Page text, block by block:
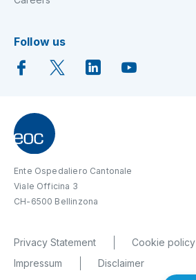
Follow us
Ente Ospedaliero Cantonale
Viale Officina 3
CH-6500 Bellinzona
Privacy Statement
Cookie policy
Impressum
Disclaimer